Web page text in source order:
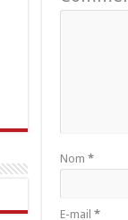
Nom *
E-mail *